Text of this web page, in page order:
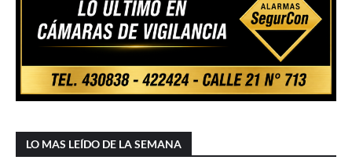
LO MAS LEÍDO DE LA SEMANA